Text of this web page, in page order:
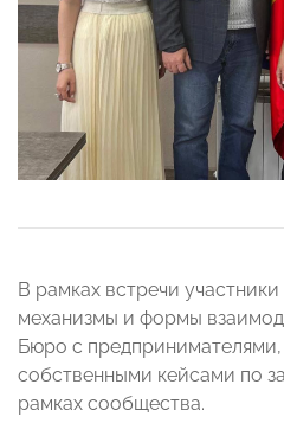
В рамках встречи
механизмы и формы
Бюро с
собственными кейсами по
рамках сообщества.